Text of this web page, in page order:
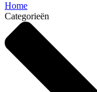
Home
Categorieën